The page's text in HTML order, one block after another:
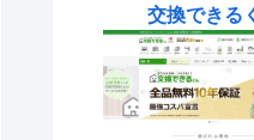
交換できる